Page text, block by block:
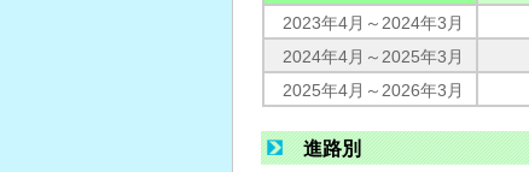
2023年4月～2024年3月
2024年4月～2025年3月
2025年4月～2026年3月
進路別